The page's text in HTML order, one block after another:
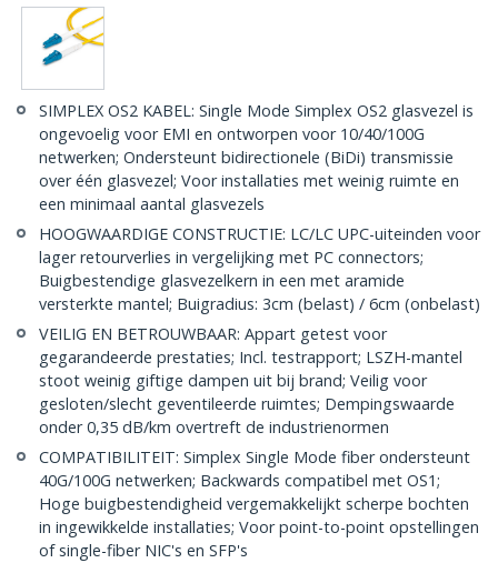
SIMPLEX OS2 KABEL: Single Mode Simplex OS2 glasvezel is
ongevoelig voor EMI en ontworpen voor 10/40/100G
netwerken; Ondersteunt bidirectionele (BiDi) transmissie
over één glasvezel; Voor installaties met weinig ruimte en
een minimaal aantal glasvezels
HOOGWAARDIGE CONSTRUCTIE: LC/LC UPC-uiteinden voor
lager retourverlies in vergelijking met PC connectors;
Buigbestendige glasvezelkern in een met aramide
versterkte mantel; Buigradius: 3cm (belast) / 6cm (onbelast)
VEILIG EN BETROUWBAAR: Appart getest voor
gegarandeerde prestaties; Incl. testrapport; LSZH-mantel
stoot weinig giftige dampen uit bij brand; Veilig voor
gesloten/slecht geventileerde ruimtes; Dempingswaarde
onder 0,35 dB/km overtreft de industrienormen
COMPATIBILITEIT: Simplex Single Mode fiber ondersteunt
40G/100G netwerken; Backwards compatibel met OS1;
Hoge buigbestendigheid vergemakkelijkt scherpe bochten
in ingewikkelde installaties; Voor point-to-point opstellingen
of single-fiber NIC's en SFP's